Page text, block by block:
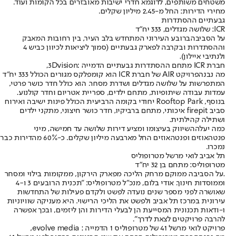
משטחים משותפים, לדוגמא חדרי ישיבות מאובזרים בכל הקומות ועוד.
מחירי הדירות: החל מ-2.45 מיליון שקלים.
גבעתיים ההסתדרות
ICR: שלושה מגדלים, 333 יח"ד
על הסביבהברובע העירוני המתחדש בלב העיר, בין רחובות המאבק
וההסתדרות ובקרבה לפארק גבעתיים (סמוך ליציאות לכיוון כביש 4
ולנתיבי איילון).
חברת ICR מתחם ההסתדרות גבעתיים הדמייה :3Dvision,
מה נבנה
פרויקט AIR של חברת ICR הוא קומפלקס מגורים הכולל 333 יח"ד
המתפרשות על שלושה מגדלים ושדרת מסחר. הוא כולל חדר כושר פרטי,
עמדות עבודה שיתופיות, מתחם ילדים, ספריית אטריום וחדר קולנוע.
בנוסף, Rooftop Park יחודי בקומה הרביעית הכולל פינות ישיבה ואירוח
סביב firepit איכותי, מתחם ברביקיו, חדר כושר חיצוני, מתקני ילדים
ושתילה קהילתית.
כמה יעלההשיווק בעיצומו ומציע דירות שלושה עד חמישה, מיני
פנטהאוזים ופנטהאוזים החל מארבעה מיליון שקלים. כ-60% מהדירות כבר
נמכרו.
תל אביב לואי מרשל מטרופוליס
מטרופוליס: מתחם בן 32 יח״ד
.על הסביבה ממוקם מרחק הליכה מפארק הירקון, ממקומות בילוי ומסחר
וממוסדות חינוך. אודי בלום, מנכ"ל מטרופוליס: "תכנית הרובעים 3 ו-4
שאושרה לפני מספר שנים נועדה לפשט ולקדם פעילות של התחדשות
עירונית במרכז תל אביב ולפשט את הליכי הרישוי. היא מעניקה שוויוניות
ו-ודאות תכנונית המסייעת הן לבעלי הדירות והן ליזמים, ובכך אפשרה
להרבה פרויקטים לצאת לדרך".
פרויקט לואי מרשל 41 של מטרופוליס 1 הדמייה : evolve media,